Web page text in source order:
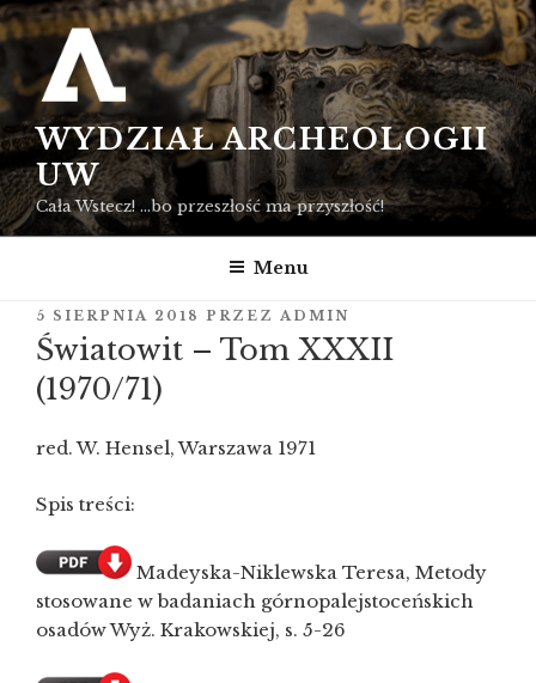
Przejdź
do
treści
WYDZIAŁ ARCHEOLOGII
UW
Cała Wstecz! …bo przeszłość ma przyszłość!
Menu
OPUBLIKOWANE
W
5 SIERPNIA 2018 PRZEZ ADMIN
Światowit – Tom XXXII
(1970/71)
red. W. Hensel, Warszawa 1971
Spis treści:
Madeyska-Niklewska Teresa, Metody
stosowane w badaniach górnopalejstoceńskich
osadów Wyż. Krakowskiej, s. 5-26